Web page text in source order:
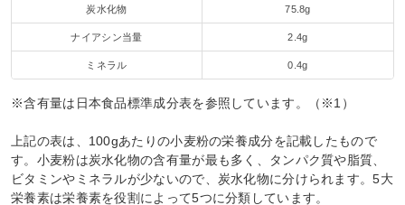
炭水化物 75.8g
ナイアシン当量 2.4g
ミネラル 0.4g
※含有量は日本食品標準成分表を参照しています。（※1）
上記の表は、100gあたりの小麦粉の栄養成分を記載したもので
す。小麦粉は炭水化物の含有量が最も多く、タンパク質や脂質、
ビタミンやミネラルが少ないので、炭水化物に分けられます。5大
栄養素は栄養素を役割によって5つに分類しています。